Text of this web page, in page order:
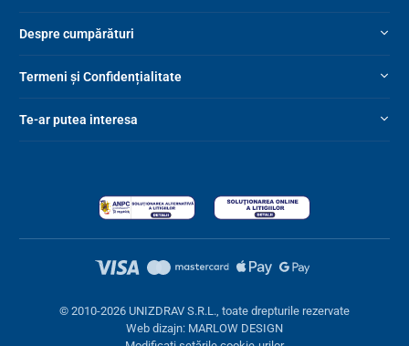
Despre cumpărături
Termeni și Confidențialitate
Te-ar putea interesa
© 2010-2026 UNIZDRAV S.R.L., toate drepturile rezervate
Web dizajn: MARLOW DESIGN